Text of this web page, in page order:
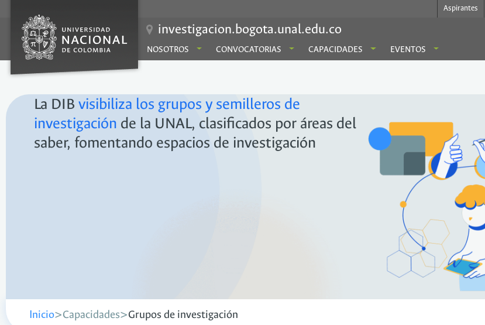
Aspirantes
investigacion.bogota.unal.edu.co
NOSOTROS CONVOCATORIAS CAPACIDADES EVENTOS
La DIB visibiliza los grupos y semilleros de
investigación de la UNAL, clasificados por áreas del
saber, fomentando espacios de investigación
Inicio>Capacidades>Grupos de investigación